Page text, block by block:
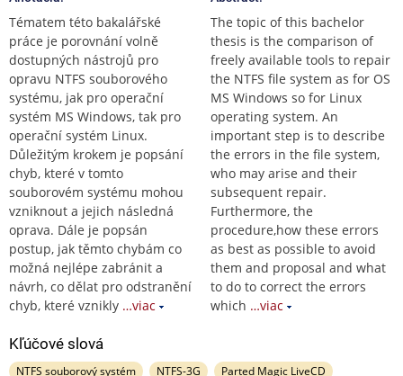
Tématem této bakalářské
práce je porovnání volně
dostupných nástrojů pro
opravu NTFS souborového
systému, jak pro operační
systém MS Windows, tak pro
operační systém Linux.
Důležitým krokem je popsání
chyb, které v tomto
souborovém systému mohou
vzniknout a jejich následná
oprava. Dále je popsán
postup, jak těmto chybám co
možná nejlépe zabránit a
návrh, co dělat pro odstranění
chyb, které vznikly …viac
The topic of this bachelor
thesis is the comparison of
freely available tools to repair
the NTFS file system as for OS
MS Windows so for Linux
operating system. An
important step is to describe
the errors in the file system,
who may arise and their
subsequent repair.
Furthermore, the
procedure,how these errors
as best as possible to avoid
them and proposal and what
to do to correct the errors
which …viac
Kľúčové slová
NTFS souborový systém NTFS-3G
Parted Magic LiveCD